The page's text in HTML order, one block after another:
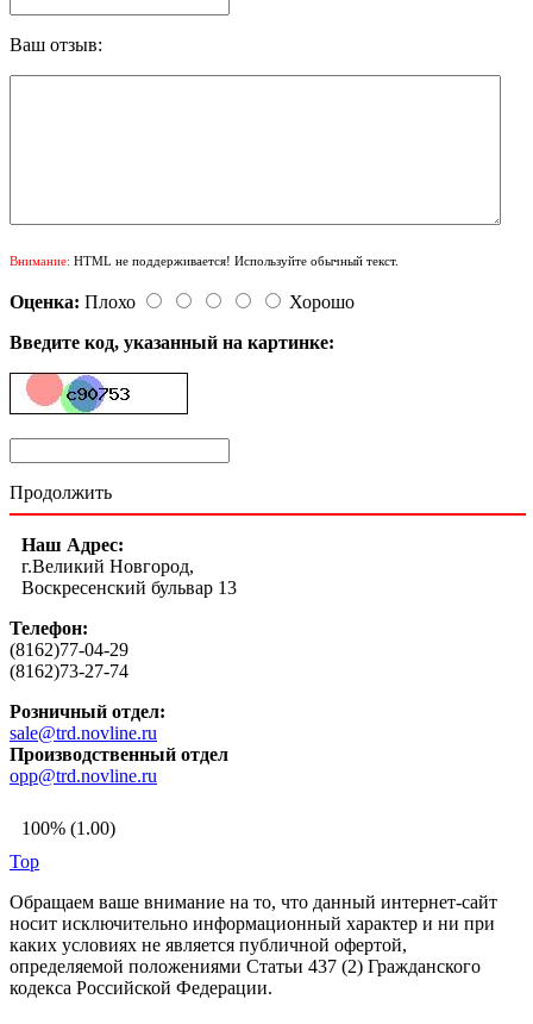
Ваш отзыв:
Внимание: HTML не поддерживается! Используйте обычный текст.
Оценка: Плохо
Хорошо
Введите код, указанный на картинке:
Продолжить
Наш Адрес:
г.Великий Новгород,
Воскресенский бульвар 13
Телефон:
(8162)77-04-29
(8162)73-27-74
Розничный отдел:
sale@trd.novline.ru
Производственный отдел
opp@trd.novline.ru
100% (1.00)
Top
Обращаем ваше внимание на то, что данный интернет-сайт
носит исключительно информационный характер и ни при
каких условиях не является публичной офертой,
определяемой положениями Статьи 437 (2) Гражданского
кодекса Российской Федерации.